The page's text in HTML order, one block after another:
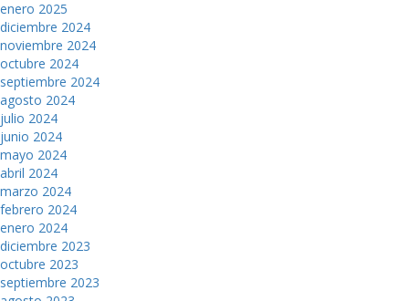
enero 2025
diciembre 2024
noviembre 2024
octubre 2024
septiembre 2024
agosto 2024
julio 2024
junio 2024
mayo 2024
abril 2024
marzo 2024
febrero 2024
enero 2024
diciembre 2023
octubre 2023
septiembre 2023